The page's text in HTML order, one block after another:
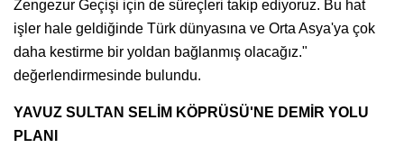
Zengezur Geçişi için de süreçleri takip ediyoruz. Bu hat
işler hale geldiğinde Türk dünyasına ve Orta Asya'ya çok
daha kestirme bir yoldan bağlanmış olacağız."
değerlendirmesinde bulundu.
YAVUZ SULTAN SELİM KÖPRÜSÜ'NE DEMİR YOLU
PLANI